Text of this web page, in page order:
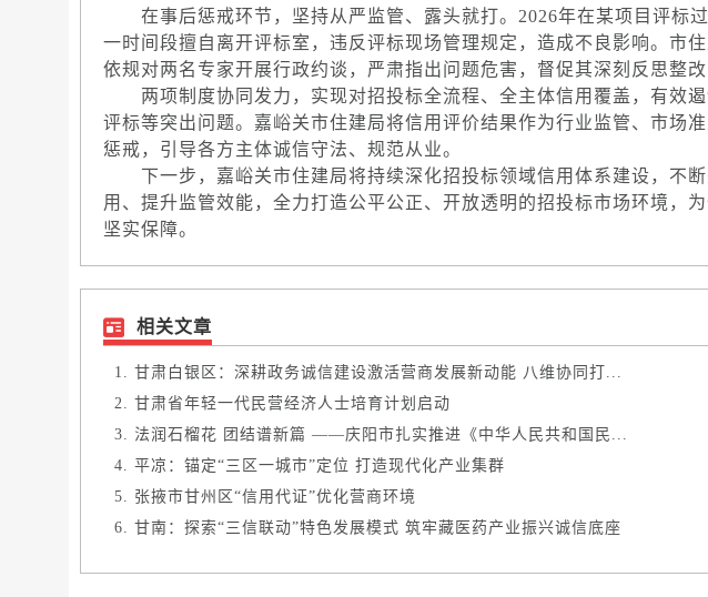
在事后惩戒环节，坚持从严监管、露头就打。2026年在某项目评标过
一时间段擅自离开评标室，违反评标现场管理规定，造成不良影响。市
依规对两名专家开展行政约谈，严肃指出问题危害，督促其深刻反思整
两项制度协同发力，实现对招投标全流程、全主体信用覆盖，有效遏
评标等突出问题。嘉峪关市住建局将信用评价结果作为行业监管、市场
惩戒，引导各方主体诚信守法、规范从业。
下一步，嘉峪关市住建局将持续深化招投标领域信用体系建设，不断
用、提升监管效能，全力打造公平公正、开放透明的招投标市场环境，
坚实保障。
相关文章
甘肃白银区：深耕政务诚信建设激活营商发展新动能 八维协同打...
甘肃省年轻一代民营经济人士培育计划启动
法润石榴花 团结谱新篇 ——庆阳市扎实推进《中华人民共和国民...
平凉：锚定“三区一城市”定位 打造现代化产业集群
张掖市甘州区“信用代证”优化营商环境
甘南：探索“三信联动”特色发展模式 筑牢藏医药产业振兴诚信底座